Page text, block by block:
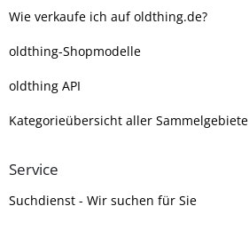
Wie verkaufe ich auf oldthing.de?
oldthing-Shopmodelle
oldthing API
Kategorieübersicht aller Sammelgebiete
Service
Suchdienst - Wir suchen für Sie